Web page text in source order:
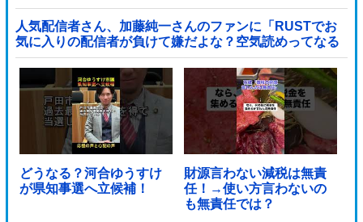
人気配信者さん、加藤純一さんのファンに「RUSTでお
気に入りの配信者が負けて嫌だよな？空気読めってなる
よな？その結果がVCR。お前らVCR向いてるよ」→大炎
上他
どうなる？河合ゆうすけ
が県知事選へ立候補！
財源言わない減税は無責
任！→使い方言わないの
も無責任では？